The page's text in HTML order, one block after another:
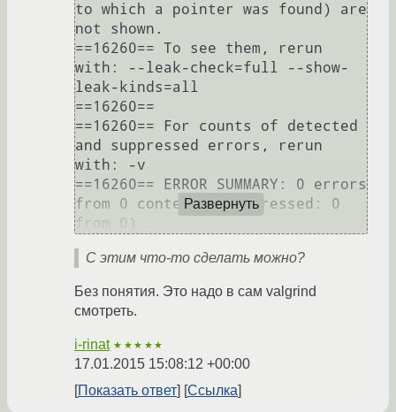
to which a pointer was found) are
not shown.
==16260== To see them, rerun
with: --leak-check=full --show-
leak-kinds=all
==16260==
==16260== For counts of detected
and suppressed errors, rerun
with: -v
==16260== ERROR SUMMARY: 0 errors
from 0 contexts (suppressed: 0
Развернуть
С этим что-то сделать можно?
Без понятия. Это надо в сам valgrind
смотреть.
i-rinat ★★★★★
17.01.2015 15:08:12 +00:00
Показать ответ
Ссылка